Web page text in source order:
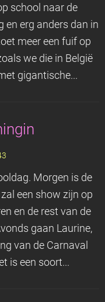
school naar de
en erg anders dan in
meer een fuif op
we die in België
gigantische...
Morgen is de
een show zijn op
en de rest van de
gaan Laurine,
van de Carnaval
is een soort...